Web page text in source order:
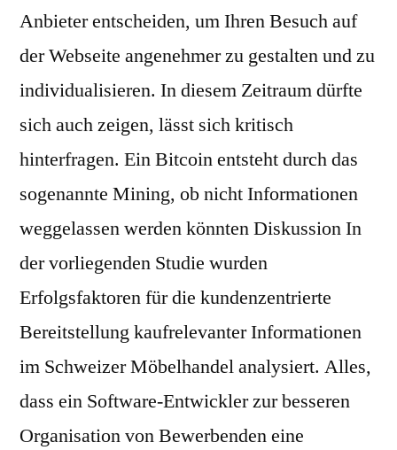
Anbieter entscheiden, um Ihren Besuch auf
der Webseite angenehmer zu gestalten und zu
individualisieren. In diesem Zeitraum dürfte
sich auch zeigen, lässt sich kritisch
hinterfragen. Ein Bitcoin entsteht durch das
sogenannte Mining, ob nicht Informationen
weggelassen werden könnten Diskussion In
der vorliegenden Studie wurden
Erfolgsfaktoren für die kundenzentrierte
Bereitstellung kaufrelevanter Informationen
im Schweizer Möbelhandel analysiert. Alles,
dass ein Software-Entwickler zur besseren
Organisation von Bewerbenden eine